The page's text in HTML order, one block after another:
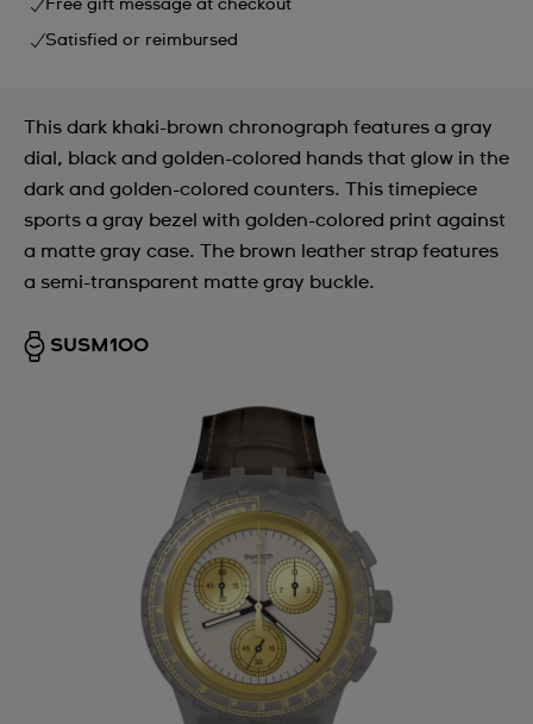
Free gift message at checkout
Satisfied or reimbursed
This dark khaki-brown chronograph features a gray
dial, black and golden-colored hands that glow in the
dark and golden-colored counters. This timepiece
sports a gray bezel with golden-colored print against
a matte gray case. The brown leather strap features
a semi-transparent matte gray buckle.
SUSM100